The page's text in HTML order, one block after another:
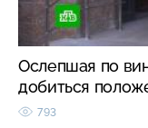
Ослепшая по
добиться
793